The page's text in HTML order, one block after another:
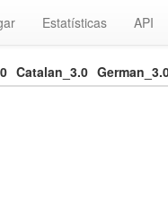
Estatísticas API
Catalan_3.0